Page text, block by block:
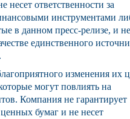
несет ответственности за
инструментами
в данном пресс-релизе, и не
единственного
изменения их
могут повлиять на
Компания не гарантирует
бумаг и не несет